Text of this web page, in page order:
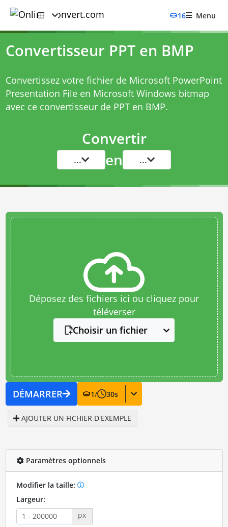
16 Menu
Convertisseur PPT en BMP
Convertissez votre fichier de Microsoft PowerPoint
Presentation File en Microsoft Windows bitmap
avec ce convertisseur de PPT en BMP.
Convertir
... en ...
Déposez des fichiers ici ou cliquez pour
téléverser
Choisir un fichier
DÉMARRER 1/ 30s
AJOUTER UN FICHIER D'EXEMPLE
Paramètres optionnels
Modifier la taille:
Largeur:
px